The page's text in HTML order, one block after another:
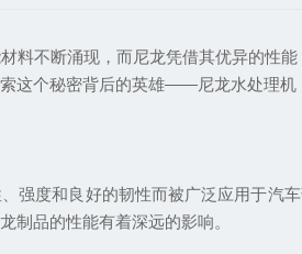
料不断涌现，而尼龙凭借其优异的性
这个秘密背后的英雄——尼龙水处理机
强度和良好的韧性而被广泛应用于汽
制品的性能有着深远的影响。